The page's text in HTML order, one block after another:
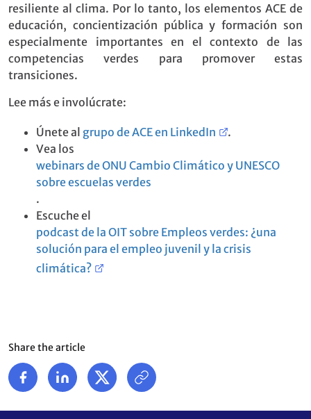
resiliente al clima. Por lo tanto, los elementos ACE de
educación, concientización pública y formación son
especialmente importantes en el contexto de las
competencias verdes para promover estas
transiciones.
Lee más e involúcrate:
Únete al grupo de ACE en LinkedIn
.
Vea los
webinars de ONU Cambio Climático y UNESCO
sobre escuelas verdes
.
Escuche el
podcast de la OIT sobre Empleos verdes: ¿una
solución para el empleo juvenil y la crisis
climática?
Share the article